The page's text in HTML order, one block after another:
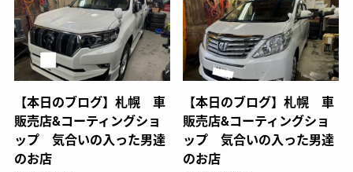
【本日のブログ】札幌 車
販売店&コーティングショ
ップ 気合いの入った男達
のお店
【本日のブログ】札幌 車
販売店&コーティングショ
ップ 気合いの入った男達
のお店